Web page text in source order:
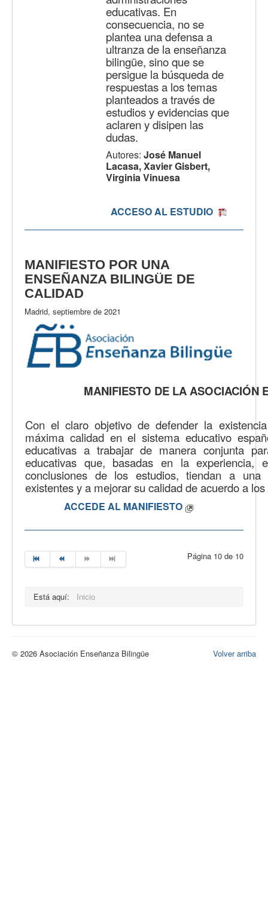
educativas. En
consecuencia, no se
plantea una defensa a
ultranza de la enseñanza
bilingüe, sino que se
persigue la búsqueda de
respuestas a los temas
planteados a través de
estudios y evidencias que
aclaren y disipen las
dudas.
Autores: José Manuel
Lacasa, Xavier Gisbert,
Virginia Vinuesa
ACCESO AL ESTUDIO
MANIFIESTO POR UNA
ENSEÑANZA BILINGÜE DE
CALIDAD
Madrid, septiembre de 2021
MANIFIESTO DE LA ASOCIACIÓN
Con el claro objetivo de defender la
máxima calidad en el sistema educativo
educativas a trabajar de manera conjunta
educativas que, basadas en la
conclusiones de los estudios, tiendan a una
existentes y a mejorar su calidad de acuerdo a
ACCEDE AL MANIFIESTO
Página 10 de 10
Está aquí: Inicio
Volver arriba
© 2026 Asociación Enseñanza Bilingüe